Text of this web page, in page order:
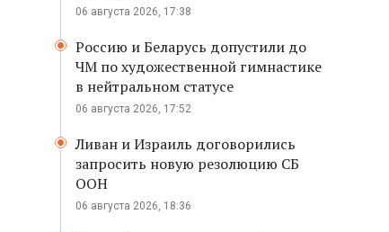
06 августа 2026, 17:38
Россию и Беларусь допустили до
ЧМ по художественной гимнастике
в нейтральном статусе
06 августа 2026, 17:52
Ливан и Израиль договорились
запросить новую резолюцию СБ
ООН
06 августа 2026, 18:36